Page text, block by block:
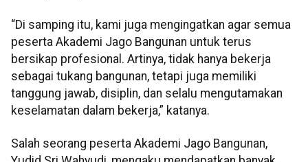
“Di samping itu, kami juga mengingatkan agar semua
peserta Akademi Jago Bangunan untuk terus
bersikap profesional. Artinya, tidak hanya bekerja
sebagai tukang bangunan, tetapi juga memiliki
tanggung jawab, disiplin, dan selalu mengutamakan
keselamatan dalam bekerja,” katanya.
Salah seorang peserta Akademi Jago Bangunan,